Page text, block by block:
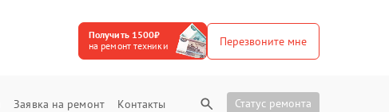
Получить 1500₽
на ремонт техники
Перезвоните мне
Заявка на ремонт Контакты Статус ремонта